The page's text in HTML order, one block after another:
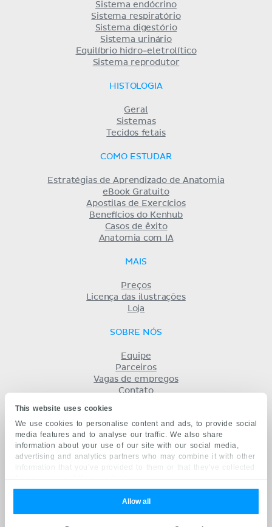
This website uses cookies
We use cookies to personalise content and ads, to provide social
media features and to analyse our traffic. We also share
information about your use of our site with our social media,
advertising and analytics partners who may combine it with other
information that you’ve provided to them or that they’ve collected
from your use of their services.
Allow all
Sistema endócrino
Sistema respiratório
Sistema digestório
Sistema urinário
Equilíbrio hidro-eletrolítico
Sistema reprodutor
HISTOLOGIA
Geral
Sistemas
Tecidos fetais
COMO ESTUDAR
Estratégias de Aprendizado de Anatomia
eBook Gratuito
Apostilas de Exercícios
Benefícios do Kenhub
Casos de êxito
Anatomia com IA
MAIS
Preços
Licença das ilustrações
Loja
SOBRE NÓS
Equipe
Parceiros
Vagas de empregos
Contato
Privacidade
KENHUB EM...
English